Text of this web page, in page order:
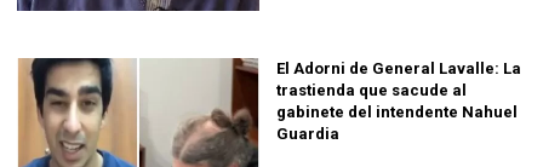
El Adorni de General Lavalle: La
trastienda que sacude al
gabinete del intendente Nahuel
Guardia